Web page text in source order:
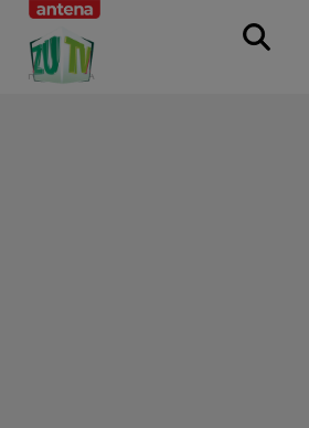
RECLAMĂ